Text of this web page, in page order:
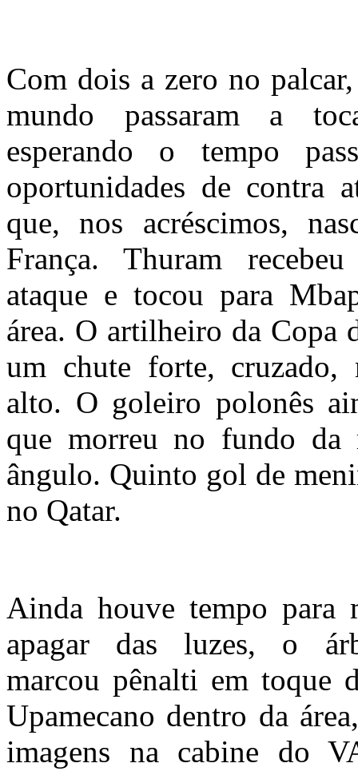
Com dois a zero no
mundo passaram a
esperando o tempo
oportunidades de contra
que, nos acréscimos,
França. Thuram
ataque e tocou para
área. O artilheiro da Copa
um chute forte, cruzado,
alto. O goleiro polonês
que morreu no fundo da
ângulo. Quinto gol de
no Qatar.
Ainda houve tempo para
apagar das luzes, o
marcou pênalti em toque
Upamecano dentro da
imagens na cabine do